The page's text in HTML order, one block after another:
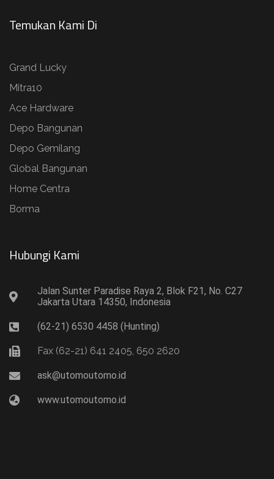
Temukan Kami Di
Grand Lucky
Mitra10
Ace Hardware
Depo Bangunan
Depo Gemilang
Global Bangunan
Home Centra
Borma
Hubungi Kami​
Jalan Sunter Paradise Raya 2, Blok F21, No. C27
Jakarta Utara 14350, Indonesia
(62-21) 6530 4458 (Hunting)
Fax (62-21) 641 2405, 650 2620
ask@utomoutomo.id
www.utomoutomo.id